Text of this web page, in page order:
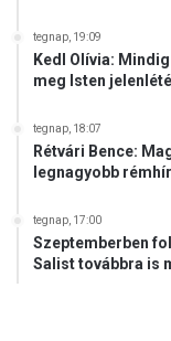
tegnap, 19:09
Kedl Olívia:
meg Isten
tegnap, 18:07
Rétvári Bence:
legnagyobb
tegnap, 17:00
Szeptemberben
Salist továbbra is